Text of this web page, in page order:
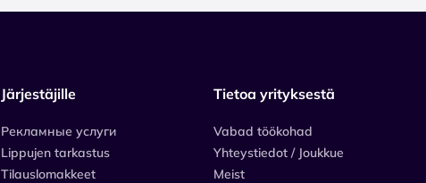
Järjestäjille
Рекламные услуги
Lippujen tarkastus
Tilauslomakkeet
Tietoa yrityksestä
Vabad töökohad
Yhteystiedot / Joukkue
Meist